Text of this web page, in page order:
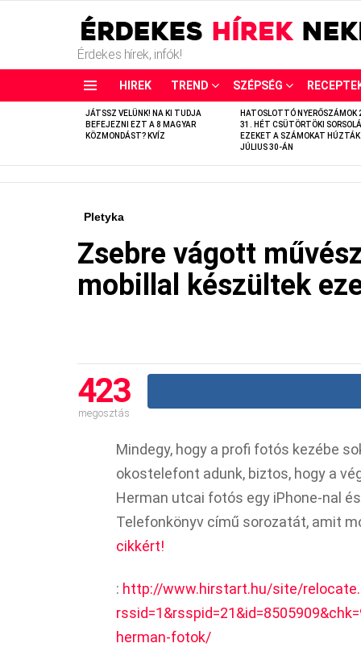
Érdekes hírek, infók!
HIREK TREND SZÉPSÉG
LATEST
STORIES
JÁTSSZ VELÜNK! NA KI TUDJA
BEFEJEZNI EZT A 8 MAGYAR
KÖZMONDÁST? KVÍZ
HATOSLOTTÓ NYERŐSZÁMOK
31. HÉT CSÜTÖRTÖKI
EZEKET A SZÁMOKAT HÚZTÁK
JÚLIUS 30-ÁN
Pletyka
Zsebre vágott
mobillal készültek
423
megosztás
Mindegy, hogy a profi fotós kezébe
okostelefont adunk, biztos, hogy a
Herman utcai fotós egy iPhone-nal
Telefonkönyv című sorozatát, amit
cikkért!
: http://www.hirstart.hu/site/
herman-fotok/